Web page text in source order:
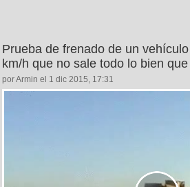
Prueba de frenado de un
km/h que no sale todo lo bien
por Armin el 1 dic 2015, 17:31